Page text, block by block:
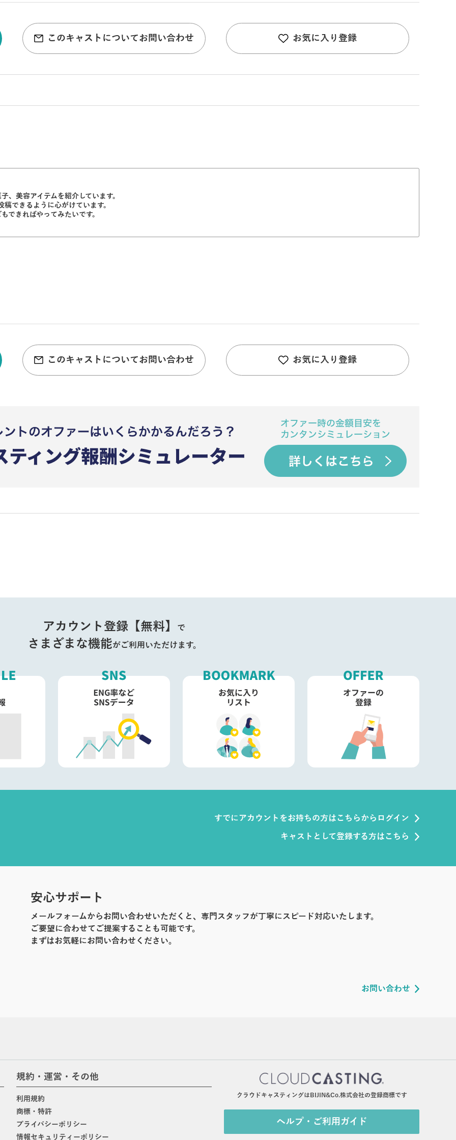
このキャストについてお問い合わせ お気に入り登録
、美容アイテムを紹介しています。
できるように心がけています。
できればやってみたいです。
このキャストについてお問い合わせ お気に入り登録
アカウント登録【無料】 で
さまざまな機能がご利用いただけます。
すでにアカウントをお持ちの方はこちらからログイン
キャストとして登録する方はこちら
安心サポート
メールフォームからお問い合わせいただくと、専門スタッフが丁寧にスピード対応いたします。
ご要望に合わせてご提案することも可能です。
まずはお気軽にお問い合わせください。
お問い合わせ
規約・運営・その他
利用規約
商標・特許
プライバシーポリシー
情報セキュリティーポリシー
クラウドキャスティングはBIJIN&Co.株式会社の登録商標です
ヘルプ・ご利用ガイド